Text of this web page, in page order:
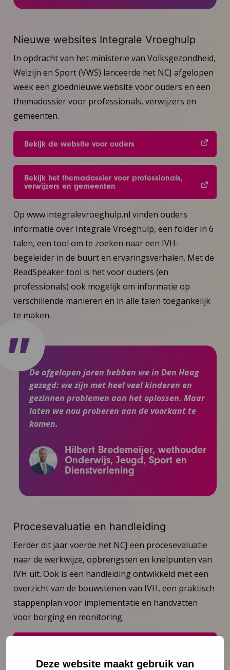
Deze website maakt gebruik van
Nieuwe websites Integrale Vroeghulp
In opdracht van het ministerie van Volksgezondheid,
Welzijn en Sport (VWS) lanceerde het NCJ afgelopen
week een gloednieuwe website voor ouders en een
themadossier voor professionals, verwijzers en
gemeenten.
Bekijk de website voor ouders
Bekijk het themadossier voor professionals,
verwijzers en gemeenten
Op www.integralevroeghulp.nl vinden ouders
informatie over Integrale Vroeghulp, een folder in 6
talen, een tool om te zoeken naar een IVH-
begeleider in de buurt en ervaringsverhalen. Met de
ReadSpeaker tool is het voor ouders (en
professionals) ook mogelijk om informatie op
verschillende manieren en in alle talen toegankelijk
te maken.
De afgelopen jaren hebben we in Den Haag
gezegd: we zijn met heel veel kinderen en
gezinnen problemen aan het oplossen. Maar
laten we nou proberen aan de voorkant te
komen.
Hilbert Bredemeijer, wethouder
Onderwijs, Jeugd, Sport en
Dienstverlening
Procesevaluatie en handleiding
Eerder dit jaar voerde het NCJ een procesevaluatie
naar de werkwijze, opbrengsten en knelpunten van
IVH uit. Ook is een handleiding ontwikkeld met een
overzicht van de bouwstenen van IVH, een praktisch
stappenplan voor implementatie en handvatten
voor borging en monitoring.